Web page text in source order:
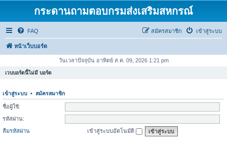
กระดานถามตอบกรมส่งเสริมสหกรณ์
FAQ เข้าสู่ระบบ
สมัครสมาชิก
หน้าเว็บบอร์ด
วันเวลาปัจจุบัน อาทิตย์ ส.ค. 09, 2026 1:21 pm
เวบบอร์ดนี้ไม่มี บอร์ด
เข้าสู่ระบบ • สมัครสมาชิก
ชื่อผู้ใช้:
รหัสผ่าน:
ลืมรหัสผ่าน เข้าสู่ระบบอัตโนมัติ